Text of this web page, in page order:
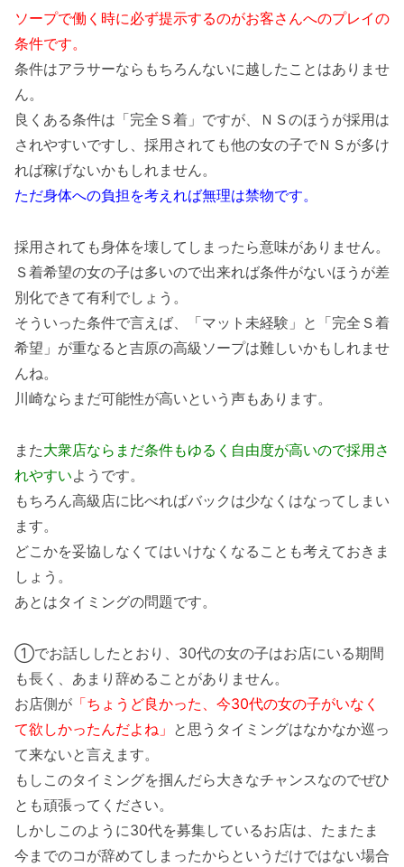
ソープで働く時に必ず提示するのがお客さんへのプレイの
条件です。
条件はアラサーならもちろんないに越したことはありませ
ん。
良くある条件は「完全Ｓ着」ですが、ＮＳのほうが採用は
されやすいですし、採用されても他の女の子でＮＳが多け
れば稼げないかもしれません。
ただ身体への負担を考えれば無理は禁物です。
採用されても身体を壊してしまったら意味がありません。
Ｓ着希望の女の子は多いので出来れば条件がないほうが差
別化できて有利でしょう。
そういった条件で言えば、「マット未経験」と「完全Ｓ着
希望」が重なると吉原の高級ソープは難しいかもしれませ
んね。
川崎ならまだ可能性が高いという声もあります。
また大衆店ならまだ条件もゆるく自由度が高いので採用さ
れやすいようです。
もちろん高級店に比べればバックは少なくはなってしまい
ます。
どこかを妥協しなくてはいけなくなることも考えておきま
しょう。
あとはタイミングの問題です。
①でお話ししたとおり、30代の女の子はお店にいる期間
も長く、あまり辞めることがありません。
お店側が 「ちょうど良かった、今30代の女の子がいなく
て欲しかったんだよね」 と思うタイミングはなかなか巡っ
て来ないと言えます。
もしこのタイミングを掴んだら大きなチャンスなのでぜひ
とも頑張ってください。
しかしこのように30代を募集しているお店は、たまたま
今までのコが辞めてしまったからというだけではない場合